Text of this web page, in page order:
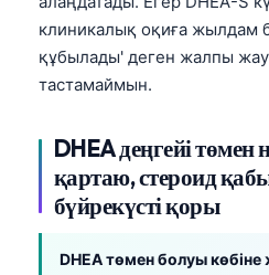
клиникалық оқиға жылдам
құбылады' деген жалпы
тастамаймын.
DHEA деңгейі төмен
қартаю, стероид
бүйрекүсті қоры
DHEA төмен болуы
پښتو
سنڌي
සිංහල
অসমীয়া
Latviešu valoda
Македонски јазик